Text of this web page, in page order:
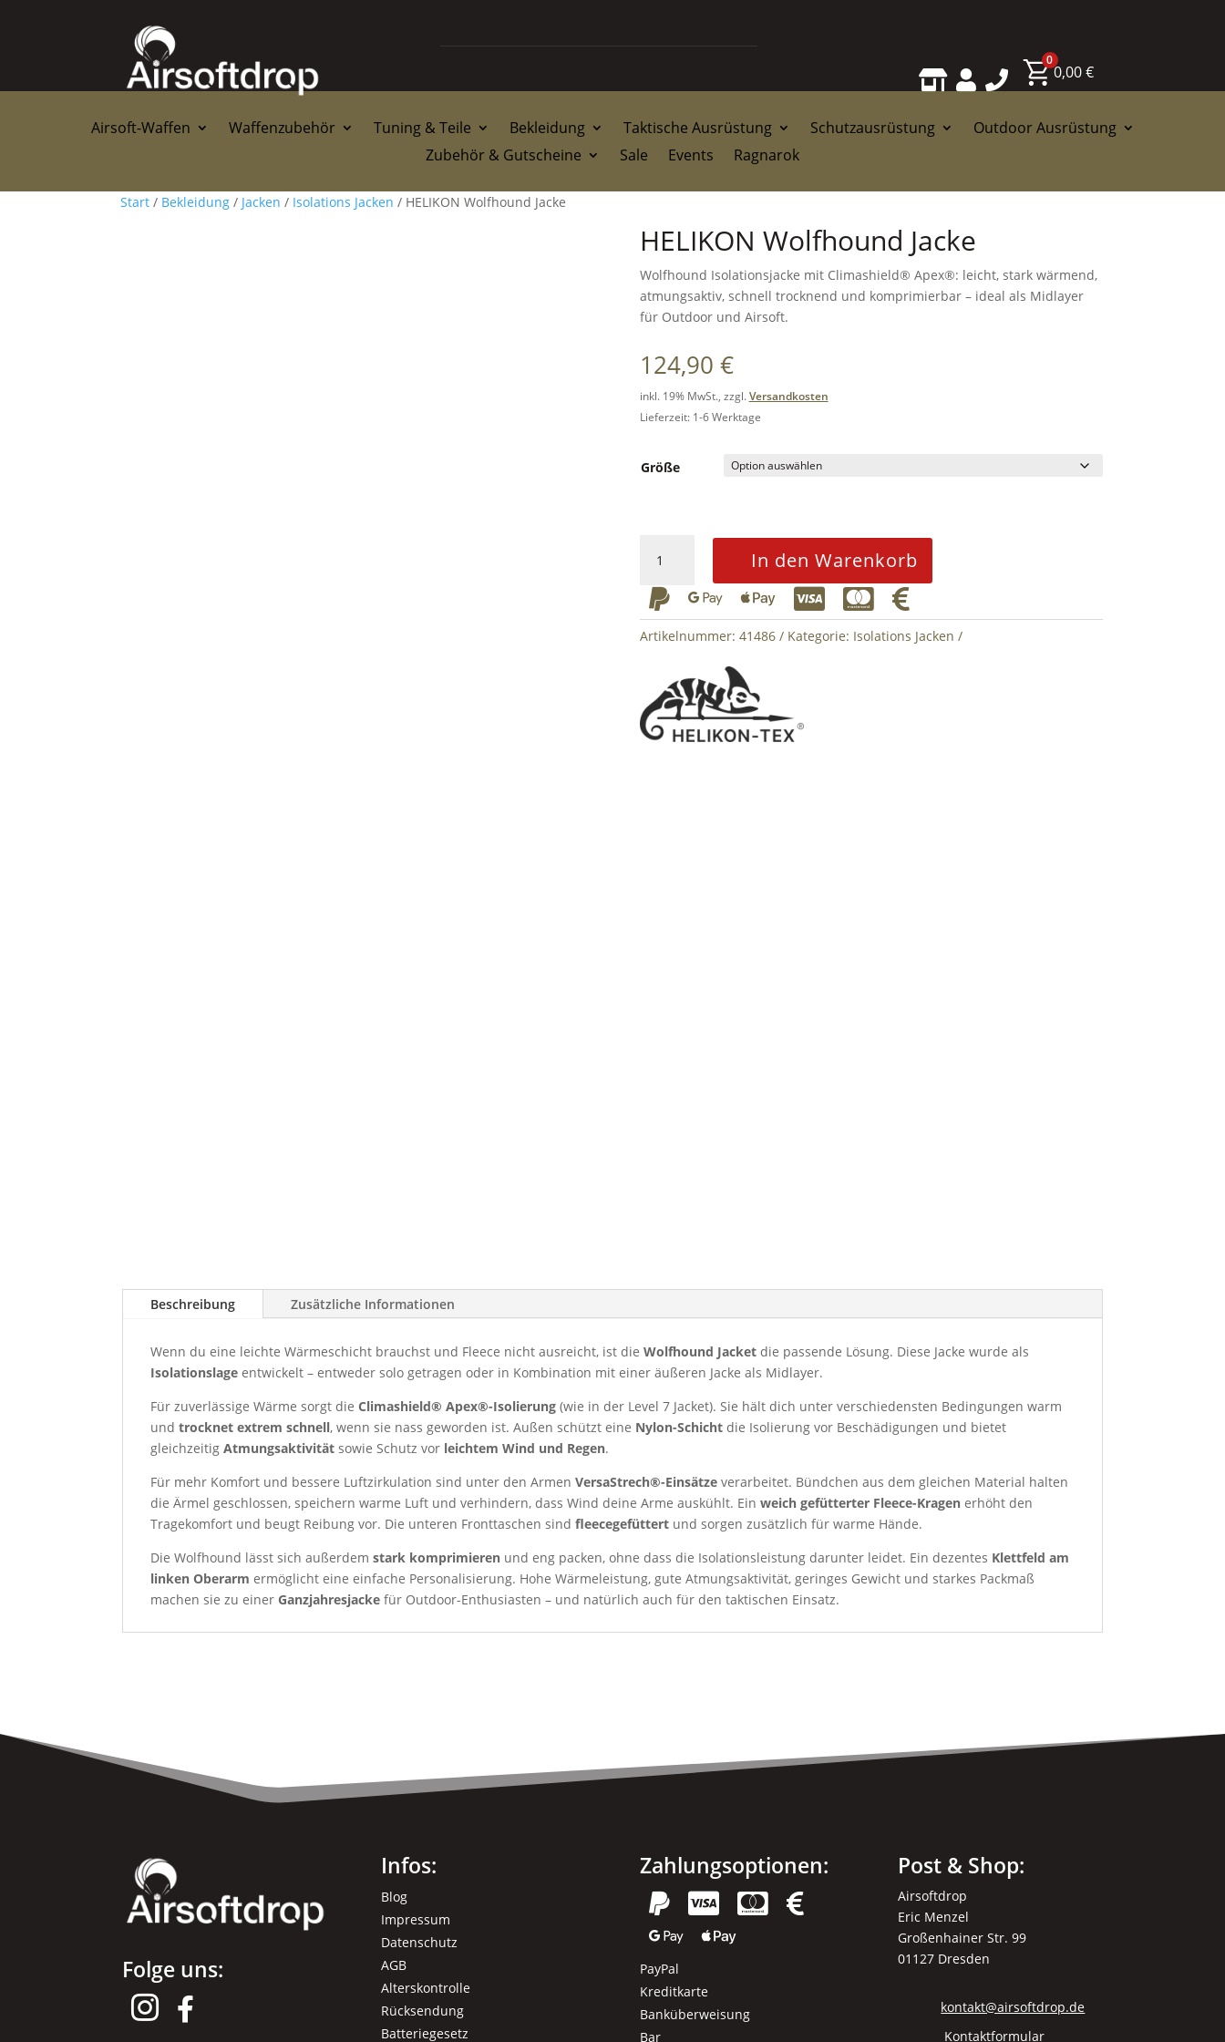
  
0
0,00€
Airsoft-Waffen Waffenzubehör Tuning & Teile Bekleidung Taktische Ausrüstung Schutzausrüstung
Outdoor Ausrüstung
Zubehör & Gutscheine
Sale Events Ragnarok
Start / Bekleidung / Jacken / Isolations Jacken / HELIKON Wolfhound Jacke
HELIKON Wolfhound Jacke
Wolfhound Isolationsjacke mit Climashield® Apex®: leicht, stark wärmend,
atmungsaktiv, schnell trocknend und komprimierbar – ideal als Midlayer
für Outdoor und Airsoft.
124,90 €
inkl. 19% MwSt., zzgl.Versandkosten
Lieferzeit: 1-6 Werktage
Größe
Wolfhound
Jacke
Menge
In den Warenkorb
     
Artikelnummer: 41486 Kategorie: Isolations Jacken
Beschreibung Zusätzliche Informationen
Wenn du eine leichte Wärmeschicht brauchst und Fleece nicht ausreicht, ist dieWolfhound Jacket die passende Lösung. Diese Jacke wurde als
Isolationslage entwickelt – entweder solo getragen oder in Kombination mit einer äußeren Jacke als Midlayer.
Für zuverlässige Wärme sorgt dieClimashield® Apex®-Isolierung (wie in der Level 7 Jacket). Sie hält dich unter verschiedensten Bedingungen warm
undtrocknet extrem schnell, wenn sie nass geworden ist. Außen schützt eine Nylon-Schicht die Isolierung vor Beschädigungen und bietet
gleichzeitigAtmungsaktivität sowie Schutz vor leichtem Wind und Regen.
Für mehr Komfort und bessere Luftzirkulation sind unter den ArmenVersaStrech®-Einsätze verarbeitet. Bündchen aus dem gleichen Material halten
die Ärmel geschlossen, speichern warme Luft und verhindern, dass Wind deine Arme auskühlt. Einweich gefütterter Fleece-Kragen erhöht den
Tragekomfort und beugt Reibung vor. Die unteren Fronttaschen sindfleecegefüttert und sorgen zusätzlich für warme Hände.
Die Wolfhound lässt sich außerdemstark komprimieren und eng packen, ohne dass die Isolationsleistung darunter leidet. Ein dezentes Klettfeld am
linken Oberarm ermöglicht eine einfache Personalisierung. Hohe Wärmeleistung, gute Atmungsaktivität, geringes Gewicht und starkes Packmaß
machen sie zu einerGanzjahresjacke für Outdoor-Enthusiasten – und natürlich auch für den taktischen Einsatz.
Folge uns:
 
Infos:
Blog
Impressum
Datenschutz
AGB
Alterskontrolle
Rücksendung
Batteriegesetz
Zahlungsoptionen:
  



PayPal
Kreditkarte
Banküberweisung
Bar
Post & Shop:
Airsoftdrop
Eric Menzel
Großenhainer Str. 99
01127 Dresden
kontakt@airsoftdrop.de
Kontaktformular